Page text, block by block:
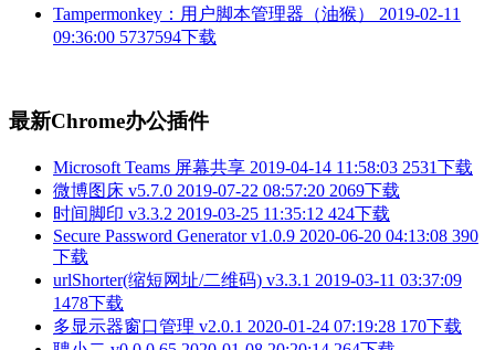
Tampermonkey：用户脚本管理器（油猴）
2019-02-11
09:36:00 5737594下载
最新Chrome办公插件
Microsoft Teams 屏幕共享 2019-04-14 11:58:03 2531下载
微博图床 v5.7.0 2019-07-22 08:57:20 2069下载
时间脚印 v3.3.2 2019-03-25 11:35:12 424下载
Secure Password Generator v1.0.9 2020-06-20 04:13:08 390
下载
urlShorter(缩短网址/二维码) v3.3.1 2019-03-11 03:37:09
1478下载
多显示器窗口管理 v2.0.1 2020-01-24 07:19:28 170下载